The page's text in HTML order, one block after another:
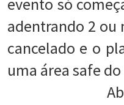
adentrando 2
cancelado e o
uma área safe